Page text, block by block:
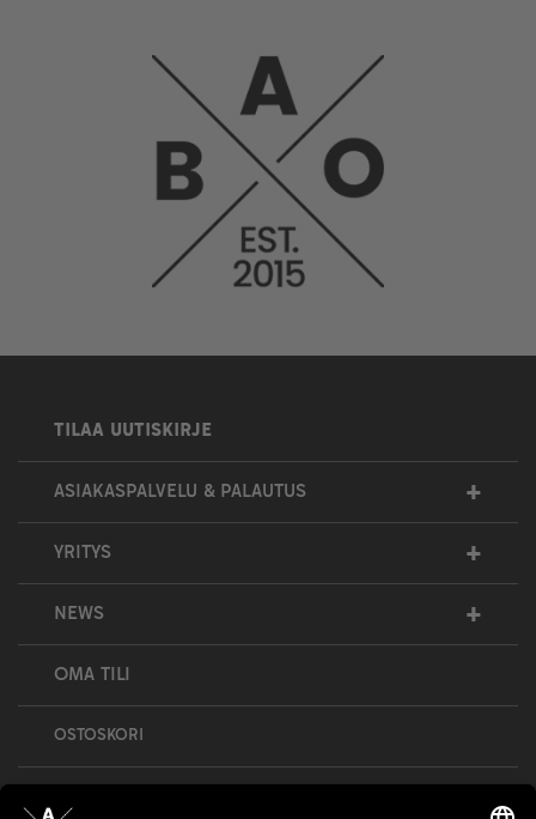
TILAA UUTISKIRJE
ASIAKASPALVELU & PALAUTUS +
YRITYS +
NEWS +
OMA TILI
OSTOSKORI